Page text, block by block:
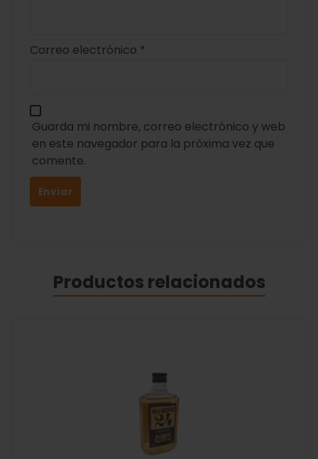
Correo electrónico *
Guarda mi nombre, correo electrónico y web
en este navegador para la próxima vez que
comente.
Productos relacionados